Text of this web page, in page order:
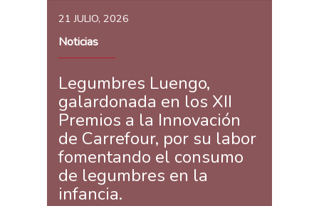
21 JULIO, 2026
Noticias
Legumbres Luengo,
galardonada en los XII
Premios a la Innovación
de Carrefour, por su labor
fomentando el consumo
de legumbres en la
infancia.